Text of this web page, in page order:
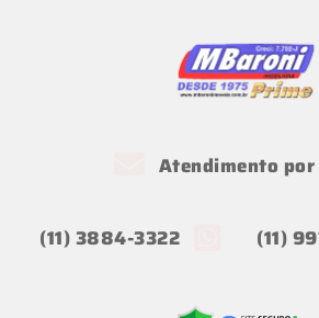
Atendimento
(11) 3884-3322 (11)